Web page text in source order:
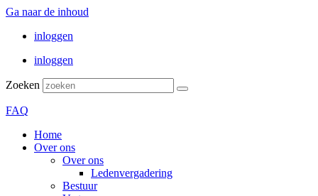
Ga naar de inhoud
inloggen
inloggen
Zoeken
FAQ
Home
Over ons
Over ons
Ledenvergadering
Bestuur